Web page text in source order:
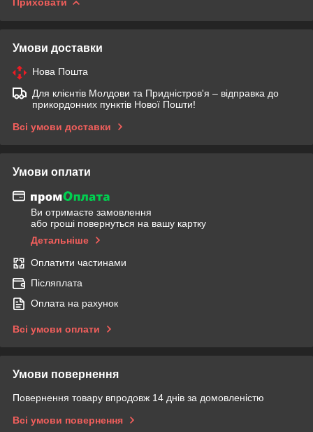
Умови доставки
Нова Пошта
Для клієнтів Молдови та Придністров'я – відправка до
прикордонних пунктів Нової Пошти!
Всі умови доставки
Умови оплати
Ви отримаєте замовлення
або гроші повернуться на вашу картку
Детальніше
Оплатити частинами
Післяплата
Оплата на рахунок
Всі умови оплати
Умови повернення
Повернення товару впродовж 14 днів за домовленістю
Всі умови повернення